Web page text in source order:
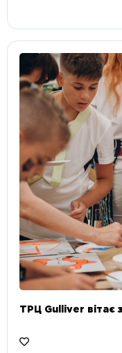
ТРЦ Gulliver вітає